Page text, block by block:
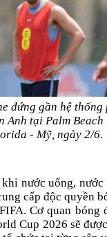
đứng gần hệ thống
Anh tại Palm Beach
- Mỹ, ngày 2/6.
nước uống,
cấp độc quyền
Cơ quan bóng
Cup 2026 sẽ